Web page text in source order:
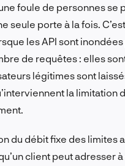
foule de personnes se
seule porte à la fois.
les API sont
de requêtes : elles
légitimes sont
la limitation
du débit fixe des limites
client peut adresser